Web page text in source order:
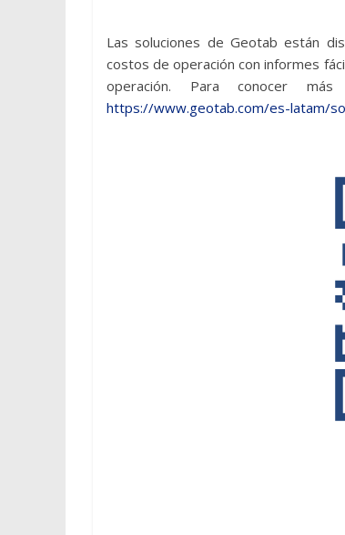
Las soluciones de Geotab están
costos de operación con informes
operación. Para conocer
https://www.geotab.com/es-latam/